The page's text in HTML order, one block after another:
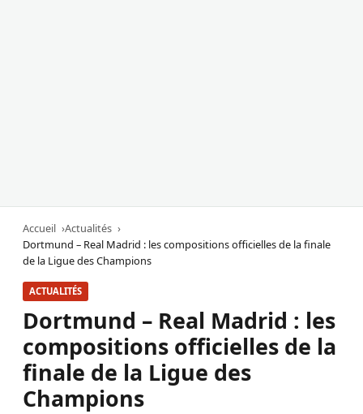
Accueil
Actualités
Dortmund – Real Madrid : les compositions officielles de la finale
de la Ligue des Champions
ACTUALITÉS
Dortmund – Real Madrid : les
compositions officielles de la
finale de la Ligue des
Champions